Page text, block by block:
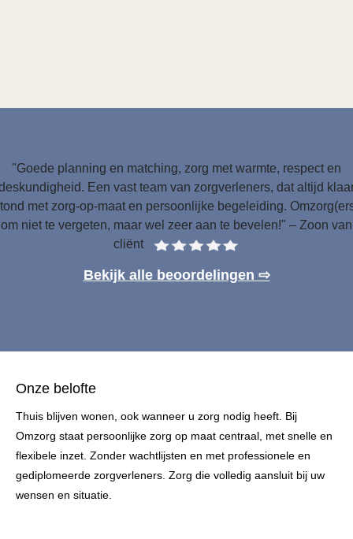
"Goede planning en matching, zorg met warmte, respect en
Een vast team van zorgverleners, dat altijd
met zorg-op-maat en persoonlijke begeleiding.
om niet te vergeten, maar wel zeer aan te bevelen!" – Zoon van
cliënt
Bekijk alle beoordelingen ⇨
Onze belofte
Thuis blijven wonen, ook wanneer u zorg nodig heeft. Bij
Omzorg staat persoonlijke zorg op maat centraal, met snelle en
flexibele inzet. Zonder wachtlijsten en met professionele en
gediplomeerde zorgverleners. Zorg die volledig aansluit bij uw
wensen en situatie.